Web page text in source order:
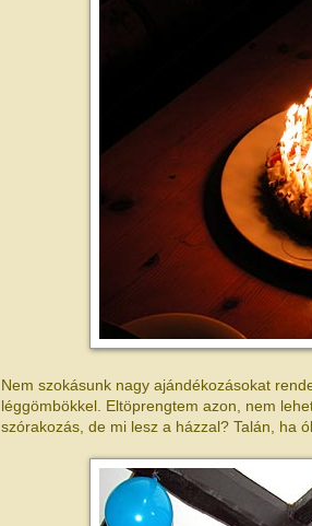
Nem szokásunk nagy ajándékozásokat
léggömbökkel. Eltöprengtem azon, nem
szórakozás, de mi lesz a házzal? Talán, ha